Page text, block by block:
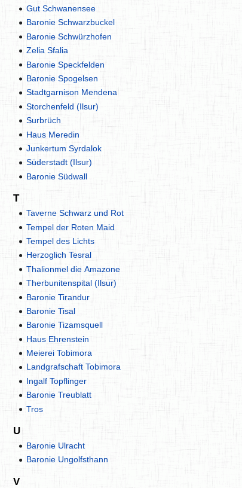
Gut Schwanensee
Baronie Schwarzbuckel
Baronie Schwürzhofen
Zelia Sfalia
Baronie Speckfelden
Baronie Spogelsen
Stadtgarnison Mendena
Storchenfeld (Ilsur)
Surbrüch
Haus Meredin
Junkertum Syrdalok
Süderstadt (Ilsur)
Baronie Südwall
T
Taverne Schwarz und Rot
Tempel der Roten Maid
Tempel des Lichts
Herzoglich Tesral
Thalionmel die Amazone
Therbunitenspital (Ilsur)
Baronie Tirandur
Baronie Tisal
Baronie Tizamsquell
Haus Ehrenstein
Meierei Tobimora
Landgrafschaft Tobimora
Ingalf Topflinger
Baronie Treublatt
Tros
U
Baronie Ulracht
Baronie Ungolfsthann
V